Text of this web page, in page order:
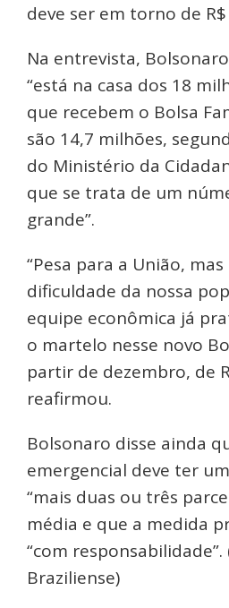
deve ser em torno de R$
Na entrevista,
“está na casa dos 18
que recebem o Bolsa
são 14,7 milhões,
do Ministério da
que se trata de um
grande”.
“Pesa para a União,
dificuldade da nossa
equipe econômica já
o martelo nesse novo
partir de dezembro, de
reafirmou.
Bolsonaro disse ainda
emergencial deve ter
“mais duas ou três
média e que a medida
“com
Braziliense)